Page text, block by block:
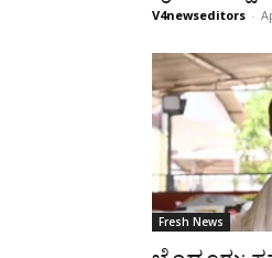
V4newseditors -
Fresh News